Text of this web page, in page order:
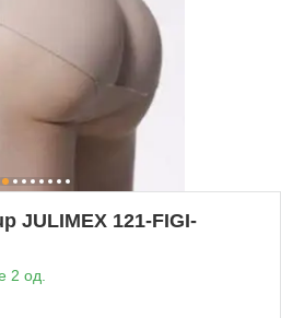
JULIMEX 121-FIGI-
2 од.